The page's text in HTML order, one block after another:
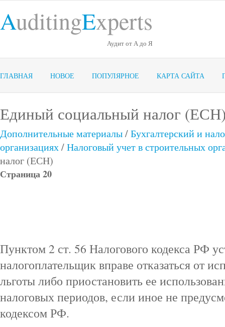
AuditingExperts
Аудит от А до Я
ГЛАВНАЯ НОВОЕ ПОПУЛЯРНОЕ КАРТА САЙТА
Единый социальный налог
Дополнительные материалы/Бухгалтерский и
организациях/Налоговый учет в строительных
налог (ЕСН)
Страница 20
Пунктом 2 ст. 56 Налогового кодекса РФ
налогоплательщик вправе отказаться от
льготы либо приостановить ее
налоговых периодов, если иное не
кодексом РФ.